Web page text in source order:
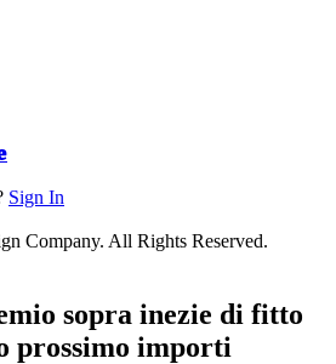
Sign In
Company. All Rights Reserved.
sopra inezie di fitto
prossimo importi